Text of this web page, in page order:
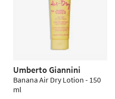
Umberto Giannini
Banana Air Dry Lotion - 150
ml